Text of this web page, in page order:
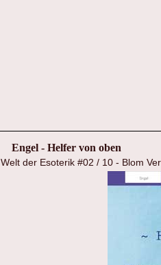
Engel - Helfer von oben
Welt der Esoterik #02 / 10 - Blom